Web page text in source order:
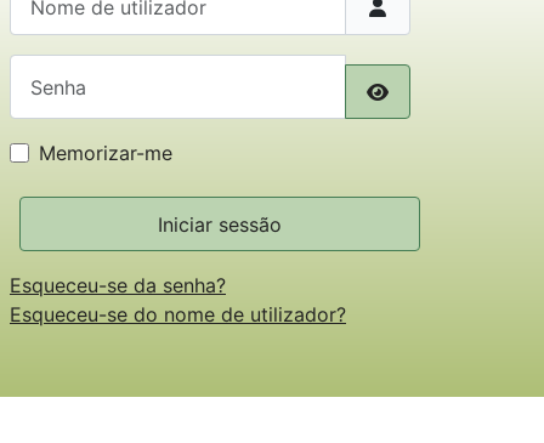
Mostrar senha
Memorizar-me
Iniciar sessão
Esqueceu-se da senha?
Esqueceu-se do nome de utilizador?